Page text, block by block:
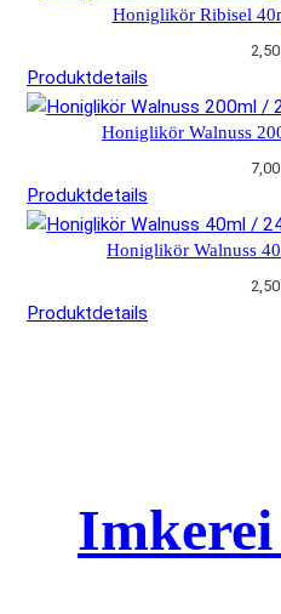
Honiglikör Ribisel
2,50
Produktdetails
Honiglikör Walnuss
7,00
Produktdetails
Honiglikör Walnuss
2,50
Produktdetails